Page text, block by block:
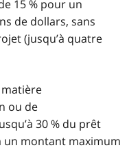
15 % pour un
de dollars, sans
(jusqu’à quatre
matière
ou de
30 % du prêt
un montant maximum